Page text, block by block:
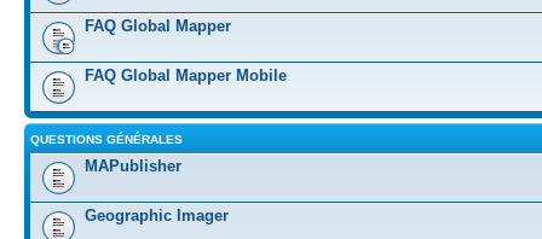
FAQ Global Mapper
FAQ Global Mapper Mobile
QUESTIONS GÉNÉRALES
MAPublisher
Geographic Imager